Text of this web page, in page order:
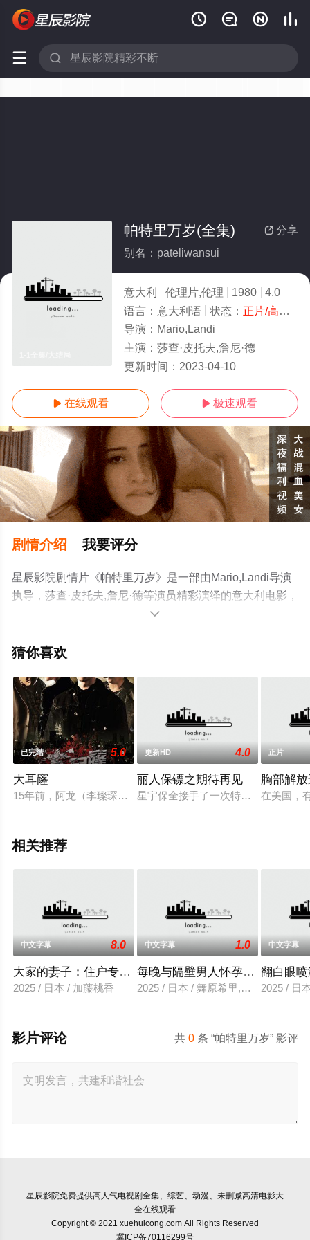
   
 
 分享
帕特里万岁(全集)
别名：pateliwansui
意大利 伦理片,伦理 1980
4.0
语言： 意大利语 状态： 正片/高清
导演： Mario,Landi
主演： 莎查·皮托夫,詹尼·德
更新时间： 2023-04-10
 在线观看  极速观看
剧情介绍 我要评分
星辰影院剧情片《帕特里万岁》是一部由Mario,Landi导演
执导，莎查·皮托夫,詹尼·德等演员精彩演绎的意大利电影，
大结局剧情已揭晓（1-1全集），手机免费观看高清无删减
豆瓣电影、电视猫或剧情网等平台了解。

猜你喜欢
已完结 5.0
大耳窿
15年前，阿龙（李璨琛饰）父因母亲珊姐（吕珊饰）烂赌向大耳
更新HD 4.0
丽人保镖之期待再见
星宇保全接手了一次特殊的保护任务
正片
胸部解
在美国，
相关推荐
中文字幕 8.0
大家的妻子：住户专用洞口
2025 / 日本 / 加藤桃香
中文字幕 1.0
每晚与隔壁男人怀孕性爱
2025 / 日本 / 舞原希里,佐川金二
中文字幕
翻白眼
2025 / 日
共0 条 “帕特里万岁” 影评
影片评论
星辰影院免费提供高人气电视剧全集、综艺、动漫、未删减高清电影大
全在线观看
Copyright © 2021 xuehuicong.com All Rights Reserved
冀ICP备70116299号